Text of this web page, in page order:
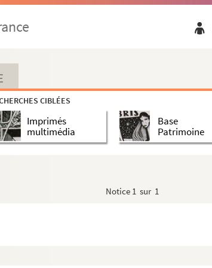
CIBLÉES
Imprimés
multimédia
Base
Patrimoine
Notice 1 sur 1